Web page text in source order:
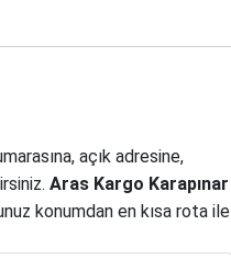
açık adresine,
Aras Kargo Karapınar
konumdan en kısa rota ile